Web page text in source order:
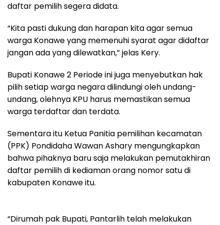
daftar pemilih segera didata.
“Kita pasti dukung dan harapan kita agar semua
warga Konawe yang memenuhi syarat agar didaftar
jangan ada yang dilewatkan,” jelas Kery.
Bupati Konawe 2 Periode ini juga menyebutkan hak
pilih setiap warga negara dilindungi oleh undang-
undang, olehnya KPU harus memastikan semua
warga terdaftar dan terdata.
Sementara itu Ketua Panitia pemilihan kecamatan
(PPK) Pondidaha Wawan Ashary mengungkapkan
bahwa pihaknya baru saja melakukan pemutakhiran
daftar pemilih di kediaman orang nomor satu di
kabupaten Konawe itu.
“Dirumah pak Bupati, Pantarlih telah melakukan